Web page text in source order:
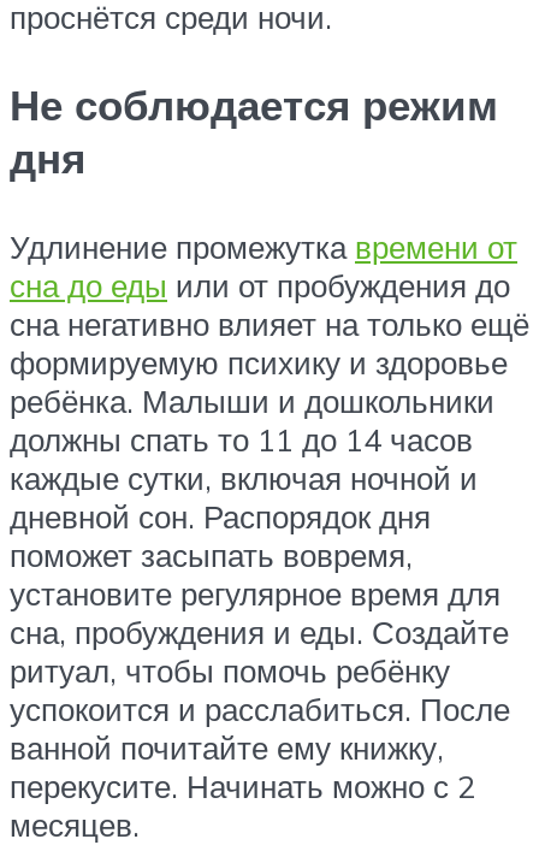
проснётся среди ночи.
Не соблюдается режим
дня
Удлинение промежутка времени от
сна до еды или от пробуждения до
сна негативно влияет на только ещё
формируемую психику и здоровье
ребёнка. Малыши и дошкольники
должны спать то 11 до 14 часов
каждые сутки, включая ночной и
дневной сон. Распорядок дня
поможет засыпать вовремя,
установите регулярное время для
сна, пробуждения и еды. Создайте
ритуал, чтобы помочь ребёнку
успокоится и расслабиться. После
ванной почитайте ему книжку,
перекусите. Начинать можно с 2
месяцев.